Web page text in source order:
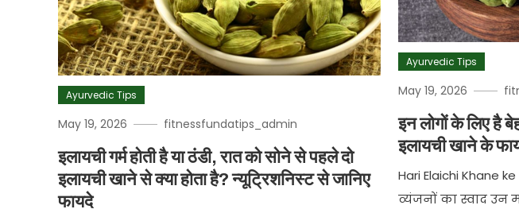
Ayurvedic Tips
May 19, 2026 fitnessfundatips_admin
इलायची गर्म होती है या ठंडी, रात को सोने से पहले दो
इलायची खाने से क्या होता है? न्यूट्रिशनिस्ट से जानिए
फायदे
Ayurvedic Tips
May 19, 2026
इन लोगों के लिए है
इलायची खाने के
Hari Elaichi Khane
व्यंजनों का स्वाद उन